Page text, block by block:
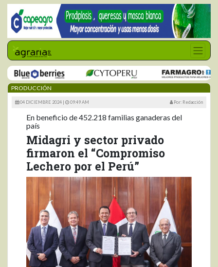
PRODUCCIÓN
04 DICIEMBRE 2024 | 09:49 AM Por: Redacción
En beneficio de 452.218 familias ganaderas del
país
Midagri y sector privado
firmaron el “Compromiso
Lechero por el Perú”